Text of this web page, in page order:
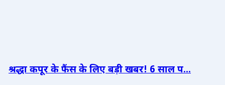
श्रद्धा कपूर के फैंस के लिए बड़ी खबर! 6 साल प...